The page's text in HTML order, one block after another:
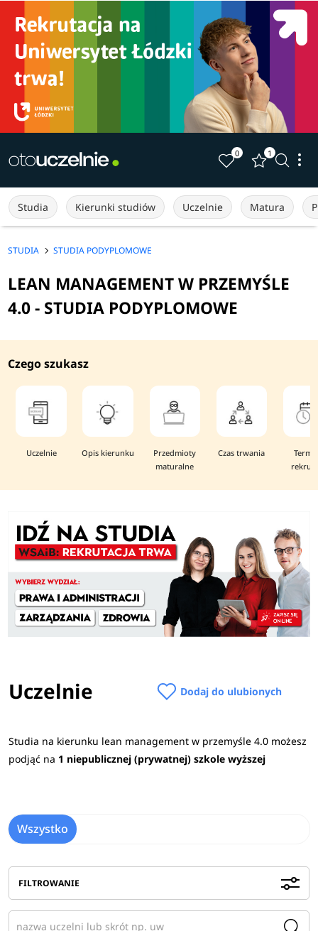
0 1
Studia Kierunki studiów Uczelnie Matura
STUDIA STUDIA PODYPLOMOWE
LEAN MANAGEMENT W PRZEMYŚLE
4.0 - STUDIA PODYPLOMOWE
Czego szukasz
Uczelnie Opis kierunku
Przedmioty
maturalne
Czas trwania
Uczelnie Dodaj do ulubionych
Studia na kierunku lean management w przemyśle 4.0 możesz
podjąć na 1 niepublicznej (prywatnej) szkole wyższej
Wszystko
FILTROWANIE